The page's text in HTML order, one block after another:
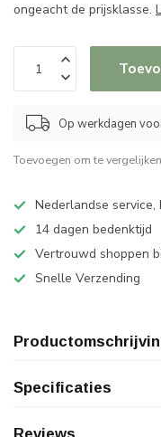
ongeacht de prijsklasse.
Op werkdagen
Toevoegen om te vergelijken
Nederlandse
14 dagen bedenktijd
Vertrouwd shoppen
Snelle Verzending
Specificaties